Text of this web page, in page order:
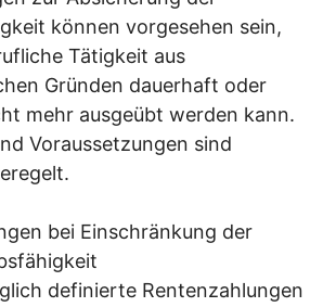
können vorgesehen sein,
Tätigkeit aus
Gründen dauerhaft oder
mehr ausgeübt werden kann.
Voraussetzungen sind
bei Einschränkung der
definierte Rentenzahlungen